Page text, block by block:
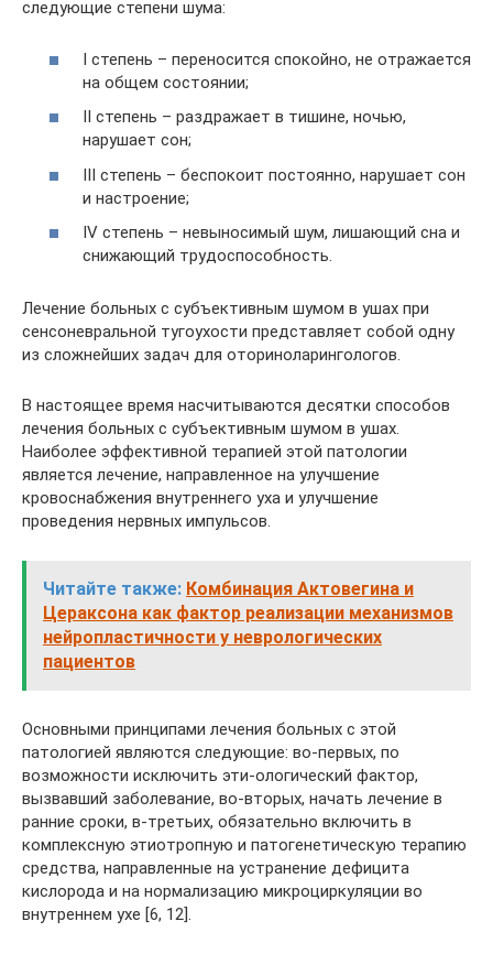
следующие степени шума:
I степень – переносится спокойно, не отражается
на общем состоянии;
II степень – раздражает в тишине, ночью,
нарушает сон;
III степень – беспокоит постоянно, нарушает сон
и настроение;
IV степень – невыносимый шум, лишающий сна и
снижающий трудоспособность.
Лечение больных с субъективным шумом в ушах при
сенсоневральной тугоухости представляет собой одну
из сложнейших задач для оториноларингологов.
В настоящее время насчитываются десятки способов
лечения больных с субъективным шумом в ушах.
Наиболее эффективной терапией этой патологии
является лечение, направленное на улучшение
кровоснабжения внутреннего уха и улучшение
проведения нервных импульсов.
Читайте также: Комбинация Актовегина и
Цераксона как фактор реализации механизмов
нейропластичности у неврологических
пациентов
Основными принципами лечения больных с этой
патологией являются следующие: во‑первых, по
возможности исключить эти-ологический фактор,
вызвавший заболевание, во‑вторых, начать лечение в
ранние сроки, в‑третьих, обязательно включить в
комплексную этиотропную и патогенетическую терапию
средства, направленные на устранение дефицита
кислорода и на нормализацию микроциркуляции во
внутреннем ухе [6, 12].